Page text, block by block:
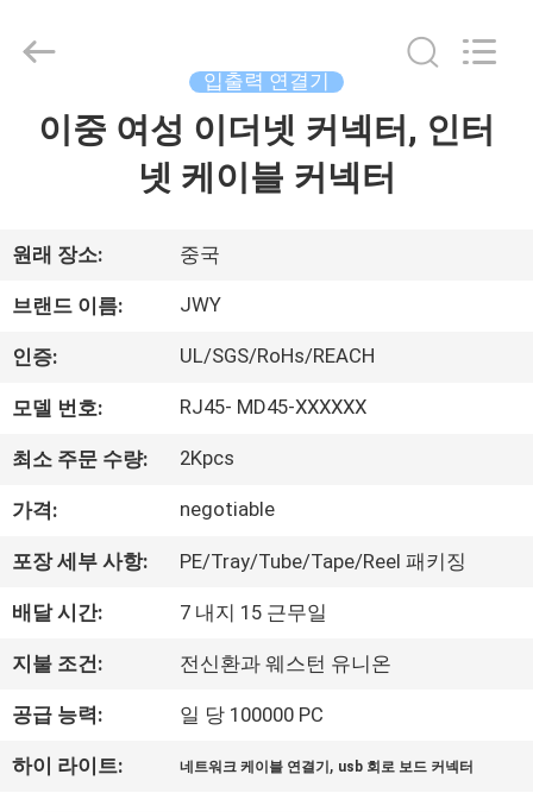
품
회
사
공
장
여
행
2018
Electronic
입출력 연결기
이중 여성 이더넷 커넥터, 인터
넷 케이블 커넥터
원래 장소: 중국
브랜드 이름: JWY
인증: UL/SGS/RoHs/REACH
모델 번호: RJ45- MD45-XXXXXX
최소 주문 수량: 2Kpcs
가격: negotiable
포장 세부 사항: PE/Tray/Tube/Tape/Reel 패키징
배달 시간: 7 내지 15 근무일
지불 조건: 전신환과 웨스턴 유니온
공급 능력: 일 당 100000 PC
하이 라이트: 네트워크 케이블 연결기 , usb 회로 보드 커넥터